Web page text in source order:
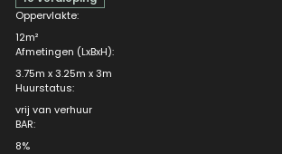
Oppervlakte:
12m²
Afmetingen (LxBxH):
3.75m x 3.25m x 3m
Huurstatus:
vrij van verhuur
BAR:
8%